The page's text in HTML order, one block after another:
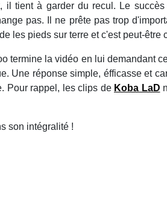
il tient à garder du recul. Le
pas. Il ne prête pas trop
les pieds sur terre et c'est peut-être
termine la vidéo en lui demandant
Une réponse simple, éfficasse et
Pour rappel, les clips de Koba LaD
son intégralité !